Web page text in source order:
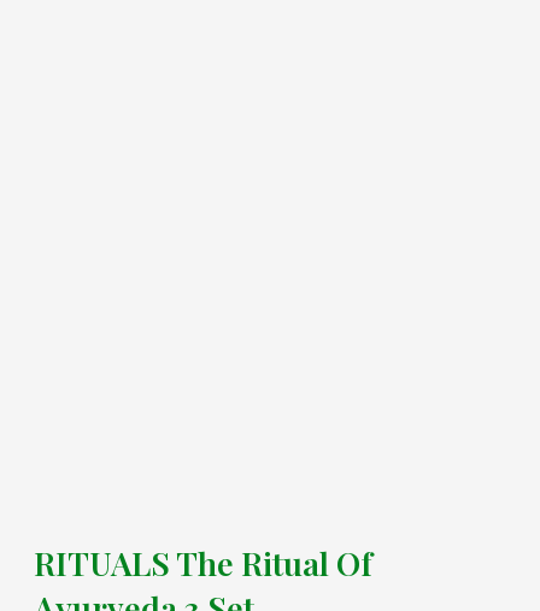
RITUALS The Ritual Of